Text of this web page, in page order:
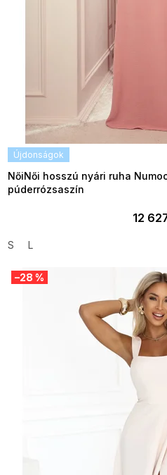
Újdonságok
NőiNői hosszú nyári ruha
púderrózsaszín
12
S L
–28 %